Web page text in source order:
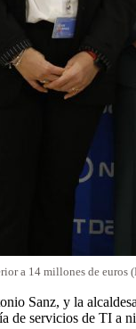
a 14 millones de euros
Sanz, y la
servicios de TI a